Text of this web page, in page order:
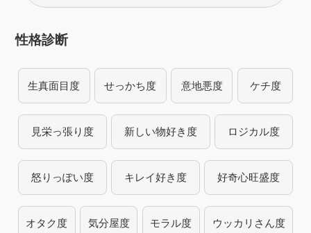
性格診断
生真面目度 せっかち度 意地悪度 ケチ度
見栄っ張り度 新しい物好き度 ロジカル度
怒りっぽい度 キレイ好き度 好奇心旺盛度
オタク度 気分屋度 モラル度 ウッカリさん度